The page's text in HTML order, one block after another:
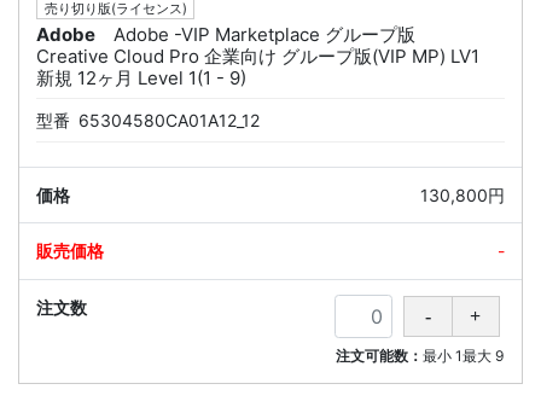
売り切り版(ライセンス)
Adobe
Adobe -VIP Marketplace グループ版
Creative Cloud Pro 企業向け グループ版(VIP MP) LV1
新規 12ヶ月 Level 1(1 - 9)
型番 65304580CA01A12_12
130,800円
-
注文可能数：最小 1最大 9